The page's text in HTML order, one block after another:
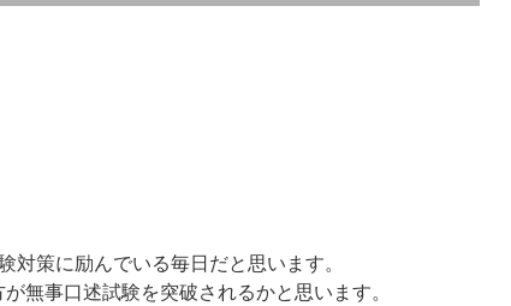
対策に励んでいる毎日だと思います。
無事口述試験を突破されるかと思います。